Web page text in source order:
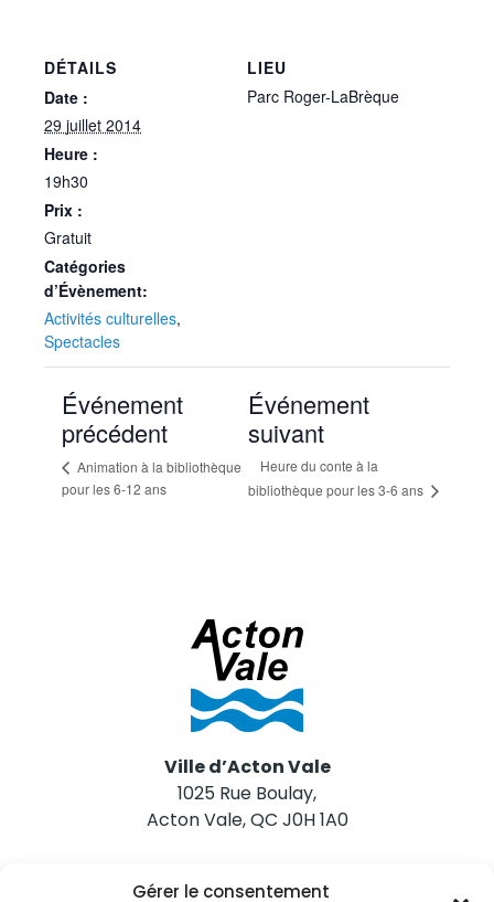
Gérer le consentement
DÉTAILS
Date :
29 juillet 2014
Heure :
19h30
Prix :
Gratuit
Catégories
d’Évènement:
Activités culturelles,
Spectacles
LIEU
Parc Roger-LaBrèque
Événement
précédent
Animation à la bibliothèque
pour les 6-12 ans
Événement
suivant
Heure du conte à la
bibliothèque pour les 3-6 ans
Ville d’Acton Vale
1025 Rue Boulay,
Acton Vale, QC J0H 1A0
Nous joindre